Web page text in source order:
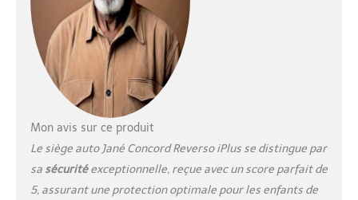
pour nouveau-nés de 40 à 60
cm qui s’adapte à chaque
étape de croissance afin de
garantir une sécurité
maximale et un grand confort
même pour les plus petits
facilement accessibles
l’inclinaison du dossier et la
hauteur de l’appui-tête
Mon avis sur ce produit
Le siège auto Jané Concord Reverso iPlus se distingue par
sa sécuritéexceptionnelle, reçue avec un score parfait de
5, assurant une protection optimale pour les enfants de